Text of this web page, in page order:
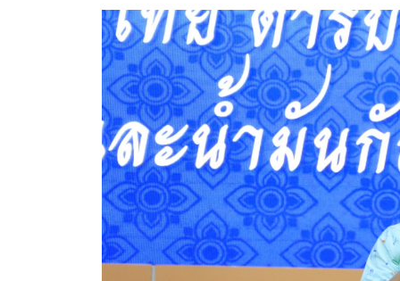
รายงานผู้ใช้บริการกล้อง CCTV
ข้อมูลการเลือกตั้ง
นโยบายคุ้มครองข้อมูลส่วนบุคคล
ผลงาน
มาตรฐานกำหนดตำแหน่ง